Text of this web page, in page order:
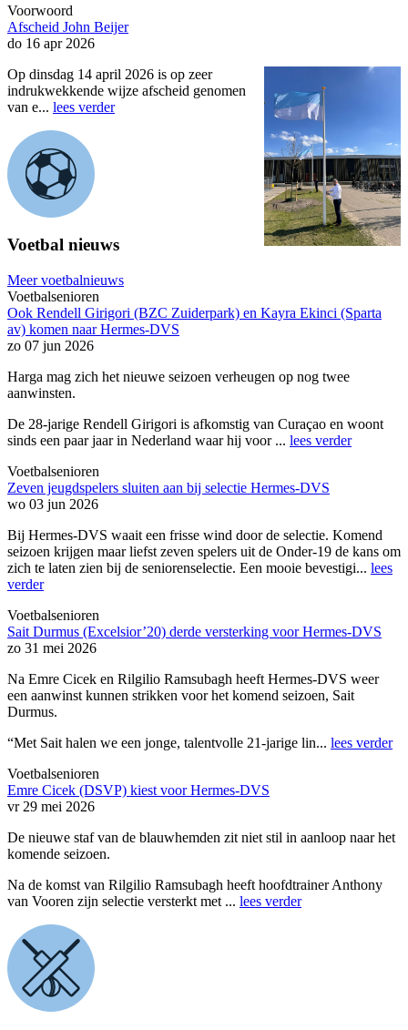
Voorwoord
Afscheid John Beijer
do 16 apr 2026
Op dinsdag 14 april 2026 is op zeer
indrukwekkende wijze afscheid genomen
van e... lees verder
Voetbal nieuws
Meer voetbalnieuws
Voetbalsenioren
Ook Rendell Girigori (BZC Zuiderpark) en Kayra Ekinci (Sparta
av) komen naar Hermes-DVS
zo 07 jun 2026
Harga mag zich het nieuwe seizoen verheugen op nog twee
aanwinsten.
De 28-jarige Rendell Girigori is afkomstig van Curaçao en woont
sinds een paar jaar in Nederland waar hij voor ... lees verder
Voetbalsenioren
Zeven jeugdspelers sluiten aan bij selectie Hermes-DVS
wo 03 jun 2026
Bij Hermes-DVS waait een frisse wind door de selectie. Komend
seizoen krijgen maar liefst zeven spelers uit de Onder-19 de kans om
zich te laten zien bij de seniorenselectie. Een mooie bevestigi... lees
verder
Voetbalsenioren
Sait Durmus (Excelsior’20) derde versterking voor Hermes-DVS
zo 31 mei 2026
Na Emre Cicek en Rilgilio Ramsubagh heeft Hermes-DVS weer
een aanwinst kunnen strikken voor het komend seizoen, Sait
Durmus.
“Met Sait halen we een jonge, talentvolle 21-jarige lin... lees verder
Voetbalsenioren
Emre Cicek (DSVP) kiest voor Hermes-DVS
vr 29 mei 2026
De nieuwe staf van de blauwhemden zit niet stil in aanloop naar het
komende seizoen.
Na de komst van Rilgilio Ramsubagh heeft hoofdtrainer Anthony
van Vooren zijn selectie versterkt met ... lees verder